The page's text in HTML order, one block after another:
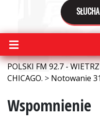
POLSKI FM 92.7 -
CHICAGO. > Notowanie
Wspomnienie